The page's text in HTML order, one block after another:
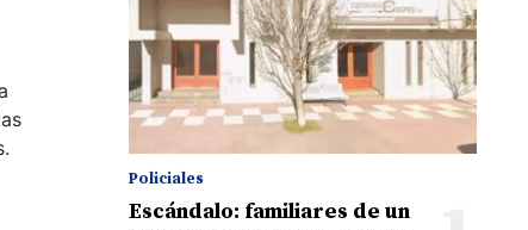
Policiales
Escándalo: familiares de un